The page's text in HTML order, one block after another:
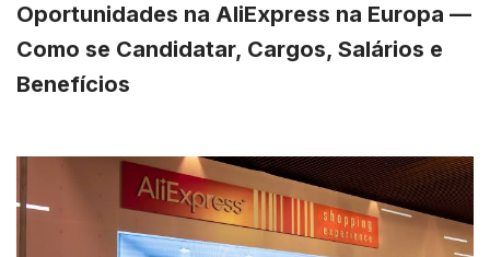
Oportunidades na AliExpress na Europa —
Como se Candidatar, Cargos, Salários e
Benefícios